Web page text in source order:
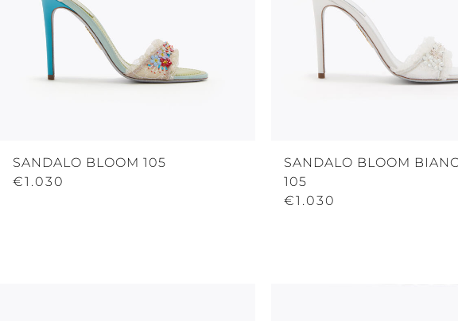
SANDALO BLOOM 105
€1.030
SANDALO BLOOM
105
€1.030